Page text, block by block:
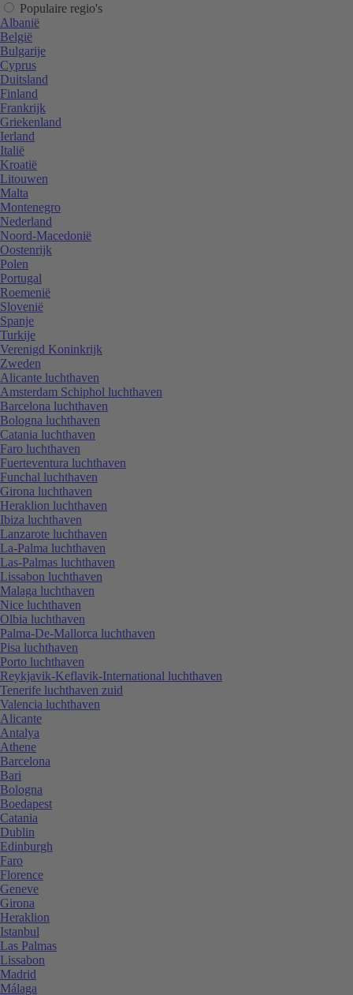
Populaire regio's
Albanië
België
Bulgarije
Cyprus
Duitsland
Finland
Frankrijk
Griekenland
Ierland
Italië
Kroatië
Litouwen
Malta
Montenegro
Nederland
Noord-Macedonië
Oostenrijk
Polen
Portugal
Roemenië
Slovenië
Spanje
Turkije
Verenigd Koninkrijk
Zweden
Alicante luchthaven
Amsterdam Schiphol luchthaven
Barcelona luchthaven
Bologna luchthaven
Catania luchthaven
Faro luchthaven
Fuerteventura luchthaven
Funchal luchthaven
Girona luchthaven
Heraklion luchthaven
Ibiza luchthaven
Lanzarote luchthaven
La-Palma luchthaven
Las-Palmas luchthaven
Lissabon luchthaven
Malaga luchthaven
Nice luchthaven
Olbia luchthaven
Palma-De-Mallorca luchthaven
Pisa luchthaven
Porto luchthaven
Reykjavik-Keflavik-International luchthaven
Tenerife luchthaven zuid
Valencia luchthaven
Alicante
Antalya
Athene
Barcelona
Bari
Bologna
Boedapest
Catania
Dublin
Edinburgh
Faro
Florence
Geneve
Girona
Heraklion
Istanbul
Las Palmas
Lissabon
Madrid
Málaga